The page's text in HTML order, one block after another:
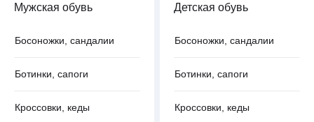
Мужская обувь
Босоножки, сандалии
Ботинки, сапоги
Кроссовки, кеды
Детская обувь
Босоножки, сандалии
Ботинки, сапоги
Кроссовки, кеды